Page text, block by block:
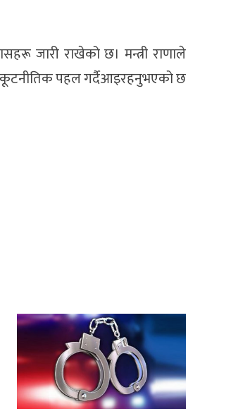
जारी राखेको छ। मन्त्री राणाले
कूटनीतिक पहल गर्दैआइरहनुभएको छ